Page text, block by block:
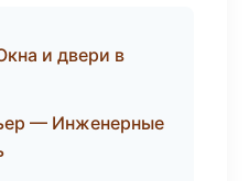
и двери в
— Инженерные